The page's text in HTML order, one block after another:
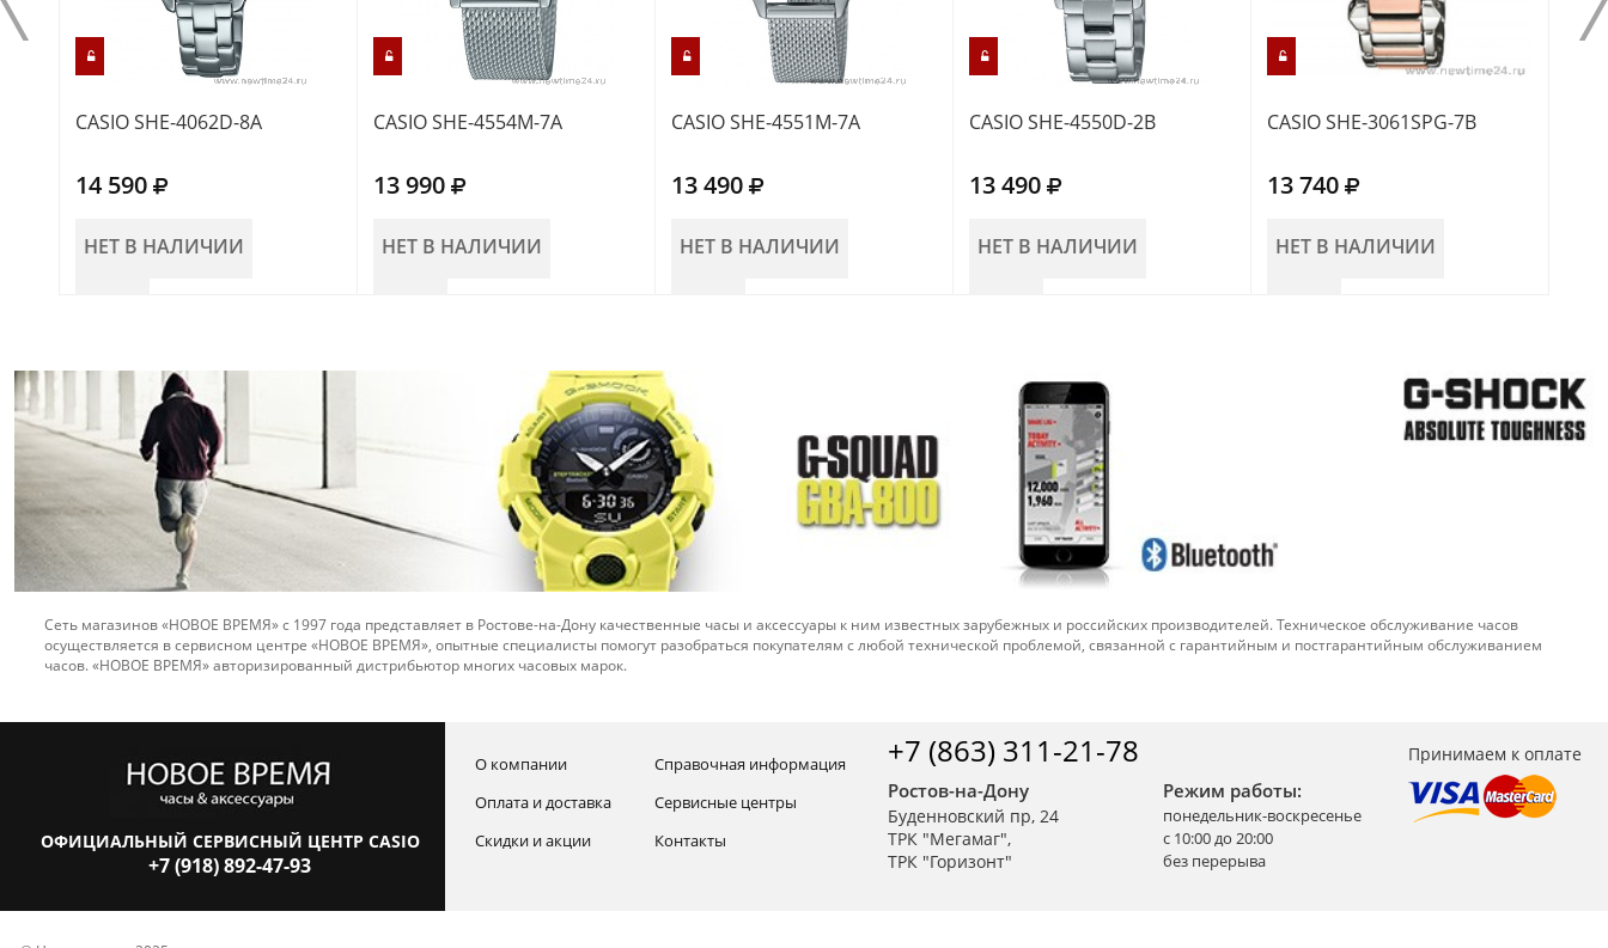
CASIO SHE-4062D-8A
14 590
НЕТ В НАЛИЧИИ
CASIO SHE-4554M-7A
13 990
НЕТ В НАЛИЧИИ
CASIO SHE-4551M-7A
13 490
НЕТ В НАЛИЧИИ
CASIO SHE-4550D-2B
13 490
НЕТ В НАЛИЧИИ
CASIO SHE-3061SPG-7B
13 740
НЕТ В НАЛИЧИИ
Сеть магазинов «НОВОЕ ВРЕМЯ» с 1997 года представляет в Ростове-на-Дону качественные часы и аксессуары к ним известных зарубежных и российских производителей. Техническое обслуживание часов
осуществляется в сервисном центре «НОВОЕ ВРЕМЯ», опытные специалисты помогут разобраться покупателям с любой технической проблемой, связанной с гарантийным и постгарантийным обслуживанием
часов. «НОВОЕ ВРЕМЯ» авторизированный дистрибьютор многих часовых марок.
ОФИЦИАЛЬНЫЙ СЕРВИСНЫЙ ЦЕНТР CASIO
+7 (918) 892-47-93
О компании
Оплата и доставка
Скидки и акции
Справочная информация
Сервисные центры
Контакты
+7 (863) 311-21-78
Режим работы:
понедельник-воскресенье
с 10:00 до 20:00
без перерыва
Ростов-на-Дону
Буденновский пр, 24
ТРК "Мегамаг",
ТРК "Горизонт"
Принимаем к оплате